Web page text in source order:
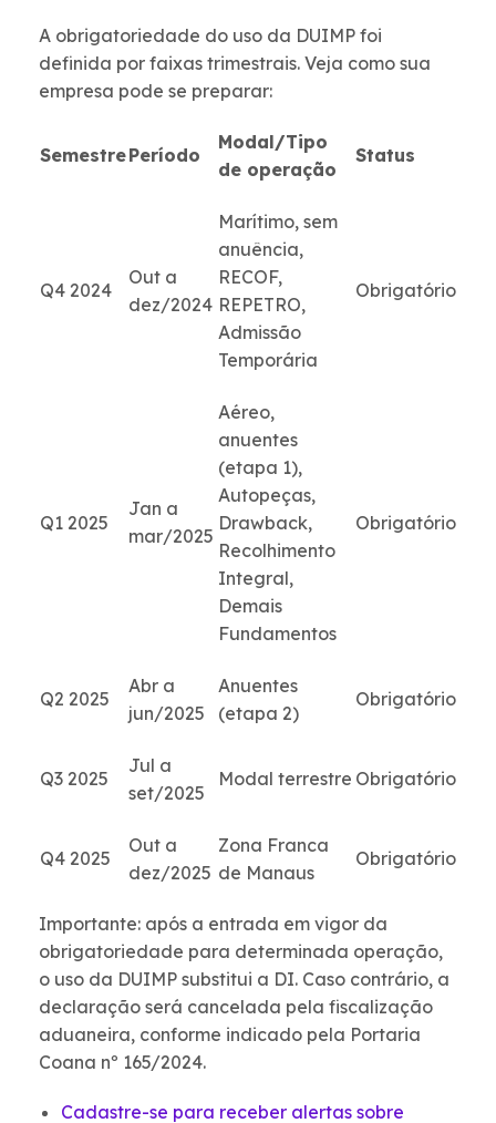
A obrigatoriedade do uso da DUIMP foi
definida por faixas trimestrais. Veja como sua
empresa pode se preparar:
SemestrePeríodo
Modal/Tipo
de operação
Status
Q4 2024
Out a
dez/2024
Marítimo, sem
anuência,
RECOF,
REPETRO,
Admissão
Temporária
Obrigatório
Q1 2025
Jan a
mar/2025
Aéreo,
anuentes
(etapa 1),
Autopeças,
Drawback,
Recolhimento
Integral,
Demais
Fundamentos
Obrigatório
Q2 2025
Abr a
jun/2025
Anuentes
(etapa 2)
Obrigatório
Q3 2025
Jul a
set/2025
Modal terrestre Obrigatório
Q4 2025
Out a
dez/2025
Zona Franca
de Manaus
Obrigatório
Importante: após a entrada em vigor da
obrigatoriedade para determinada operação,
o uso da DUIMP substitui a DI. Caso contrário, a
declaração será cancelada pela fiscalização
aduaneira, conforme indicado pela Portaria
Coana nº 165/2024.
Cadastre-se para receber alertas sobre